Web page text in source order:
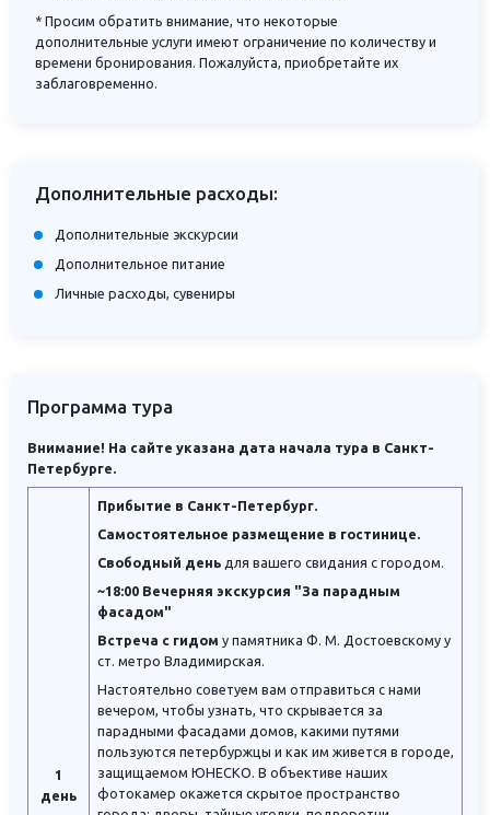
* Просим обратить внимание, что некоторые
дополнительные услуги имеют ограничение по количеству и
времени бронирования. Пожалуйста, приобретайте их
заблаговременно.
Дополнительные расходы:
Дополнительные экскурсии
Дополнительное питание
Личные расходы, сувениры
Программа тура
Внимание! На сайте указана дата начала тура в Санкт-
Петербурге.
1
день
Прибытие в Санкт-Петербург.
Самостоятельное размещение в гостинице.
Свободный день для вашего свидания с городом.
~18:00 Вечерняя экскурсия "За парадным
фасадом"
Встреча с гидом у памятника Ф. М. Достоевскому у
ст. метро Владимирская.
Настоятельно советуем вам отправиться с нами
вечером, чтобы узнать, что скрывается за
парадными фасадами домов, какими путями
пользуются петербуржцы и как им живется в городе,
защищаемом ЮНЕСКО. В объективе наших
фотокамер окажется скрытое пространство